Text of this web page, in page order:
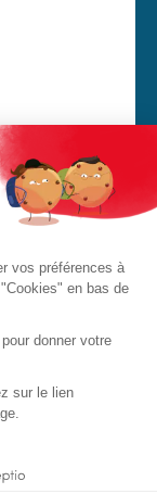
vos préférences à
en bas de
donner votre
sur le lien
Occitanie
! Dernière mise